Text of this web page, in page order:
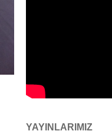
YAYINLARIMIZ